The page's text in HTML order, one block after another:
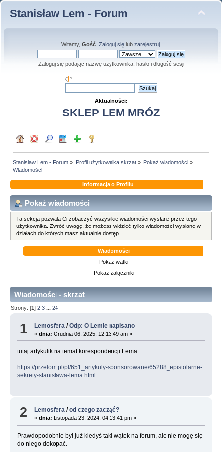
Stanisław Lem - Forum
Witamy, Gość. Zaloguj sięlub zarejestruj.
Zaloguj się podając nazwę użytkownika, hasło i długość sesji
Aktualności:
SKLEP LEM MRÓZ
Stanisław Lem - Forum » Profil użytkownika skrzat» Pokaż wiadomości»
Wiadomości
Informacja o Profilu
Pokaż wiadomości
Ta sekcja pozwala Ci zobaczyć wszystkie wiadomości wysłane przez tego
użytkownika. Zwróć uwagę, że możesz widzieć tylko wiadomości wysłane w
działach do których masz aktualnie dostęp.
Wiadomości
Pokaż wątki
Pokaż załączniki
Wiadomości - skrzat
Strony: [1]2 3 ...24
1 Lemosfera /Odp: O Lemie napisano
«dnia: Grudnia 06, 2025, 12:13:49 am »
tutaj artykulik na temat korespondencji Lema:
https://przelom.pl/pl/651_artykuly-sponsorowane/65288_epistolarne-
sekrety-stanislawa-lema.html
2 Lemosfera /od czego zacząć?
«dnia: Listopada 23, 2024, 04:13:41 pm »
Prawdopodobnie był już kiedyś taki wątek na forum, ale nie mogę się
do niego dokopać.